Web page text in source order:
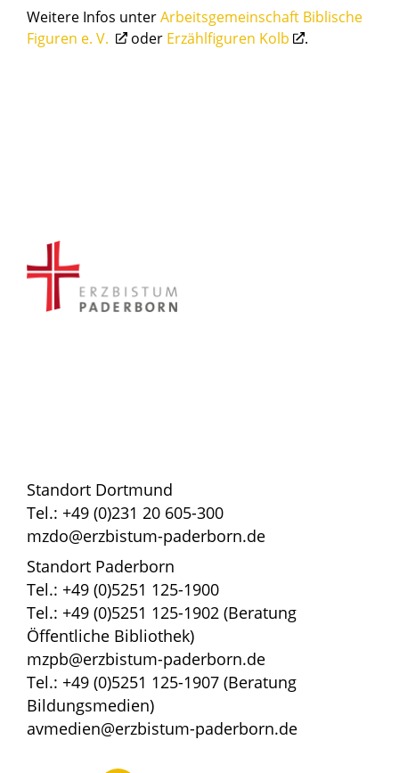
Weitere Infos unterArbeitsgemeinschaft Biblische
Figuren e. V.
oder Erzählfiguren Kolb .
Standort Dortmund
Tel.: +49 (0)231 20 605-300
mzdo@erzbistum-paderborn.de
Standort Paderborn
Tel.: +49 (0)5251 125-1900
Tel.: +49 (0)5251 125-1902 (Beratung
Öffentliche Bibliothek)
mzpb@erzbistum-paderborn.de
Tel.: +49 (0)5251 125-1907 (Beratung
Bildungsmedien)
avmedien@erzbistum-paderborn.de